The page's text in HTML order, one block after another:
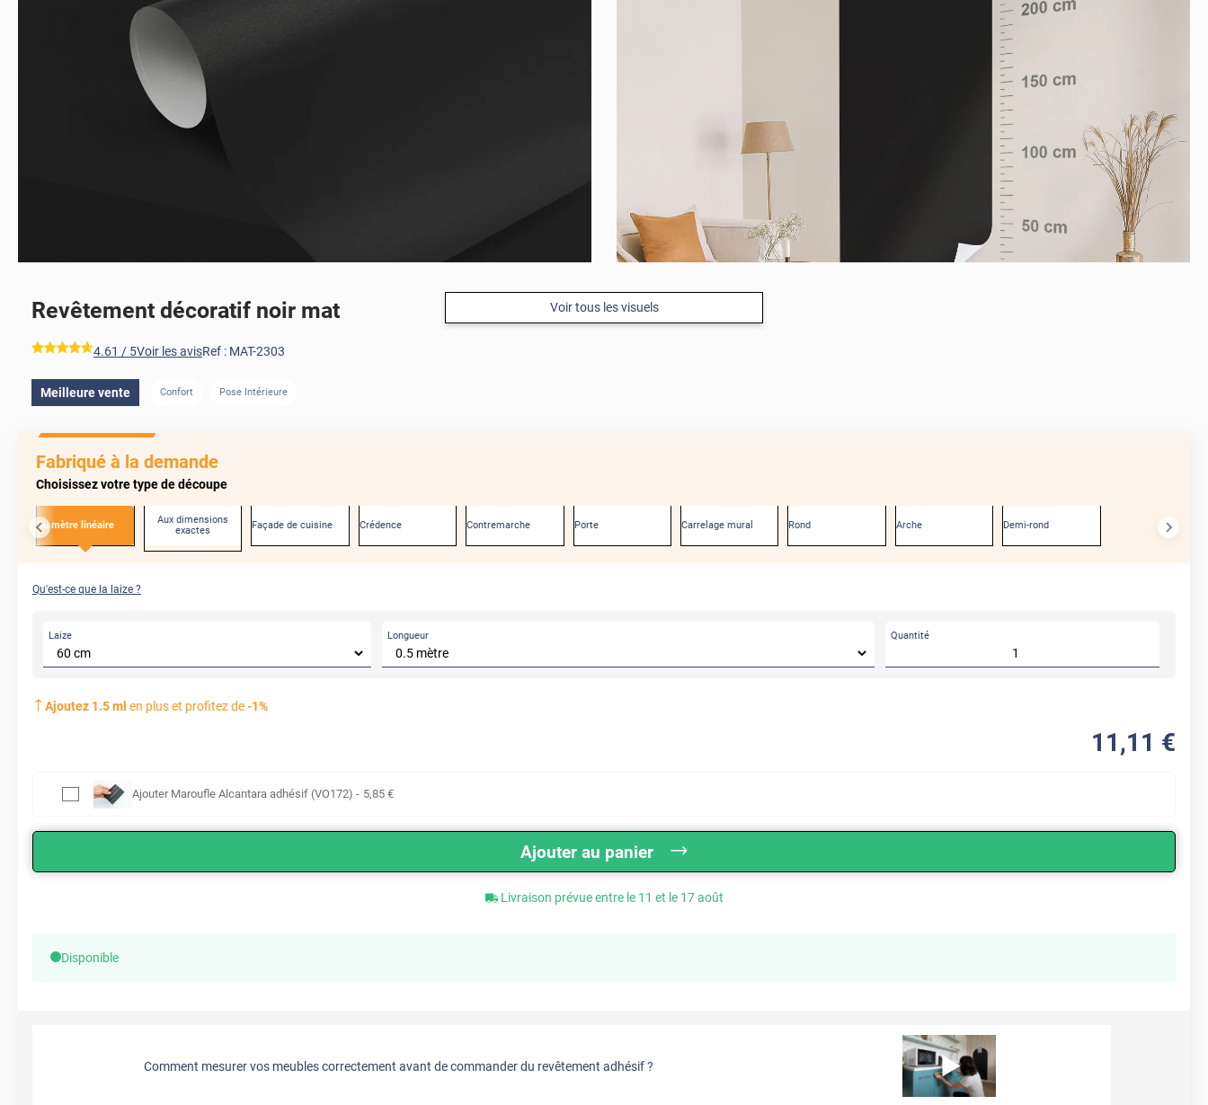
Voir tous les visuels
Revêtement décoratif noir mat
*****
4.61 / 5Voir les avisRef : MAT-2303
Meilleure vente Confort Pose Intérieure
Fabriqué à la demande
Choisissez votre type de découpe
Au mètre linéaire
Aux dimensions
exactes
Façade de cuisine Crédence Contremarche Porte Carrelage mural Rond Arche Demi-rond
Qu'est-ce que la laize ?
Laize Longueur Quantité
Ajoutez 1.5ml en plus et profitez de-1%
11 ,11 €
Ajouter Maroufle Alcantara adhésif (VO172) - 5,85 €
Ajouter au panier
Livraison prévue entre le 11 et le 17 août
Disponible
Comment mesurer vos meubles correctement avant de commander du revêtement adhésif ?